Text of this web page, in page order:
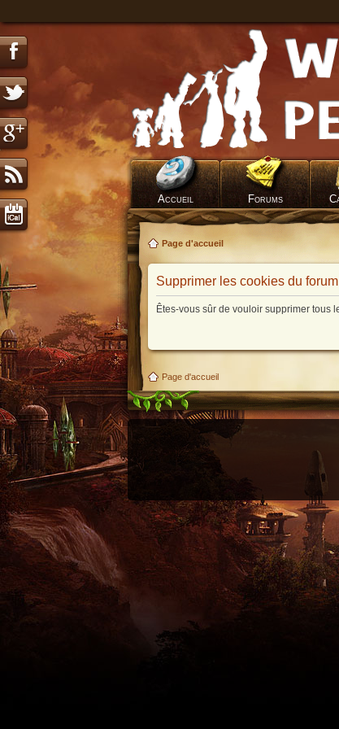
Accueil Forums
Page d'accueil
Supprimer les cookies du forum
Êtes-vous sûr de vouloir supprimer tous
Page d'accueil
Utilisez l'adresse suivante pour accéder au calendrier des évènements depuis